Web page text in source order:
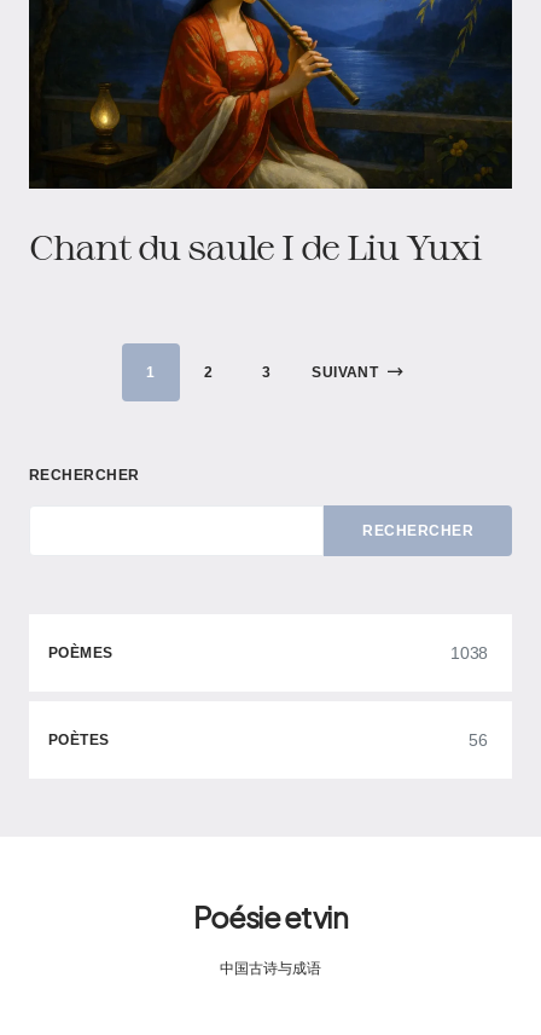
Chant du saule I de Liu Yuxi
1 2 3 SUIVANT
RECHERCHER
RECHERCHER
POÈMES 1038
POÈTES 56
Poésie et vin
中国古诗与成语